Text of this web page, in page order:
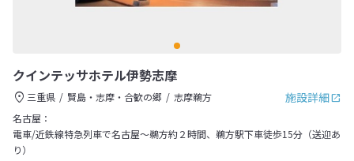
クインテッサホテル伊勢志摩
施設詳細
三重県 賢島・志摩・合歓の郷
志摩鵜方
名古屋：
電車/近鉄線特急列車で名古屋～鵜方約２時間、鵜方駅下車徒歩15分（送迎あ
り）